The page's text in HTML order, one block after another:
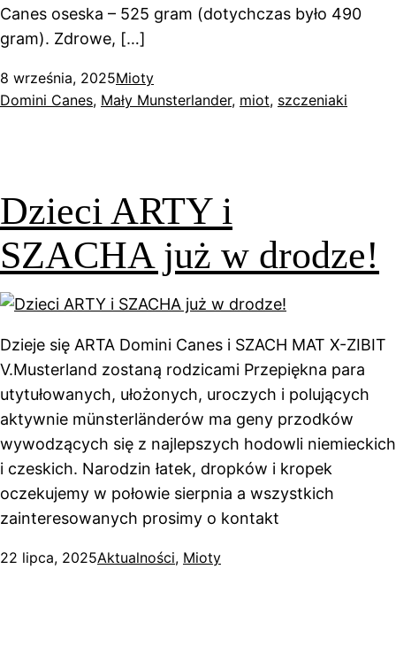
Canes oseska – 525 gram (dotychczas było 490
gram). Zdrowe, […]
8 września, 2025Mioty
Domini Canes, Mały Munsterlander, miot, szczeniaki
Dzieci ARTY i
SZACHA już w drodze!
Dzieje się ARTA Domini Canes i SZACH MAT X-ZIBIT
V.Musterland zostaną rodzicami Przepiękna para
utytułowanych, ułożonych, uroczych i polujących
aktywnie münsterländerów ma geny przodków
wywodzących się z najlepszych hodowli niemieckich
i czeskich. Narodzin łatek, dropków i kropek
oczekujemy w połowie sierpnia a wszystkich
zainteresowanych prosimy o kontakt
22 lipca, 2025Aktualności, Mioty